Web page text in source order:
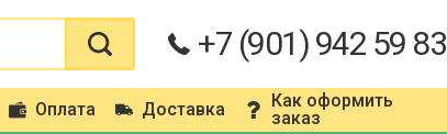
+7 (901) 942 59 83
p Оплата d Доставка q
Как оформить
заказ